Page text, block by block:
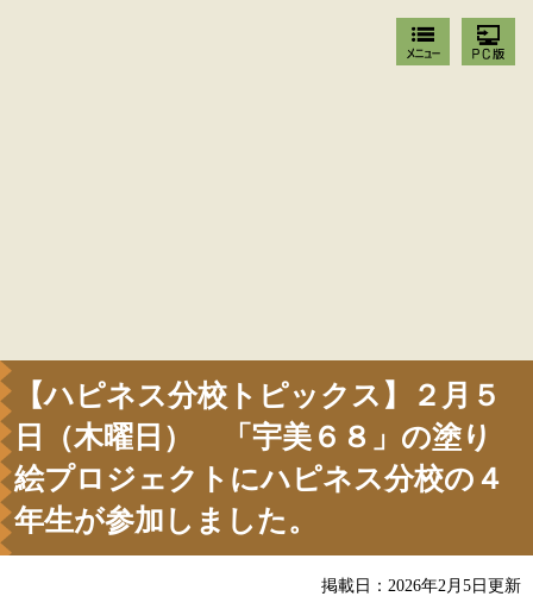
【ハピネス分校トピックス】２月５
日（木曜日） 「宇美６８」の塗り
絵プロジェクトにハピネス分校の４
年生が参加しました。
掲載日：2026年2月5日更新